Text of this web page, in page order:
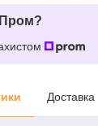
Пром?
Доставка